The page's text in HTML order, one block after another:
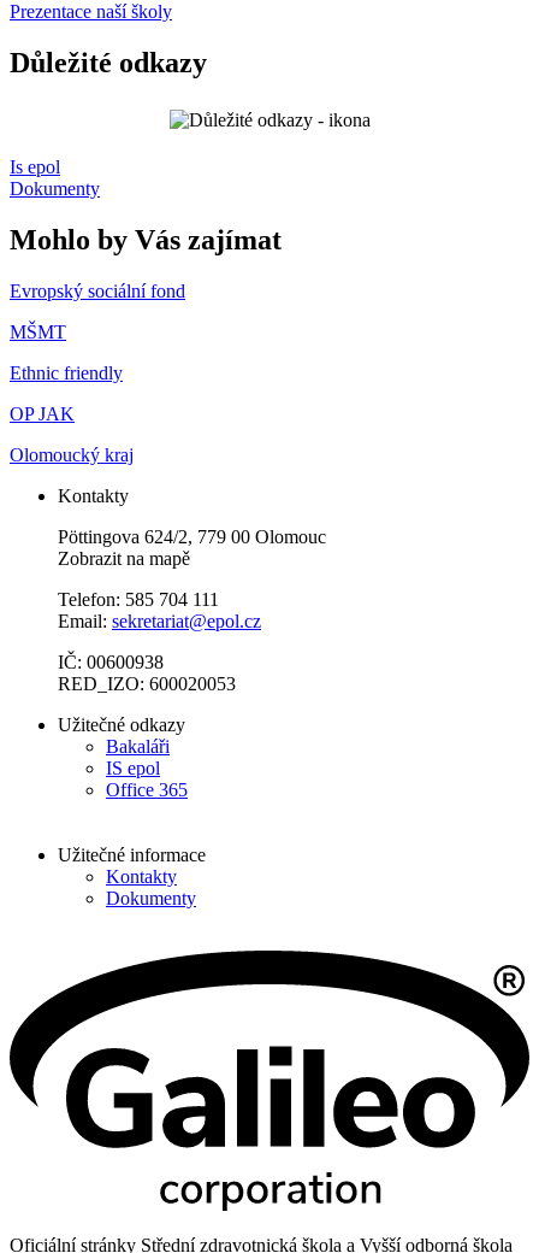
Prezentace naší školy
Důležité odkazy
Is epol
Dokumenty
Mohlo by Vás zajímat
Evropský sociální fond
MŠMT
Ethnic friendly
OP JAK
Olomoucký kraj
Kontakty
Pöttingova 624/2, 779 00 Olomouc
Zobrazit na mapě
Telefon: 585 704 111
Email: sekretariat@epol.cz
IČ: 00600938
RED_IZO: 600020053
Užitečné odkazy
Bakaláři
IS epol
Office 365
Užitečné informace
Kontakty
Dokumenty
Oficiální stránky Střední zdravotnická škola a Vyšší odborná škola